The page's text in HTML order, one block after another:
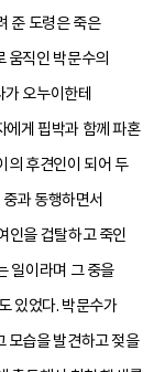
준 도령은 죽은
움직인 박문수의
오누이한테
에게 핍박과 함께 파혼
의 후견인이 되어 두
과 동행하면서
인을 겁탈하고 죽인
일이라며 그 중을
있었다. 박문수가
모습을 발견하고 젖을